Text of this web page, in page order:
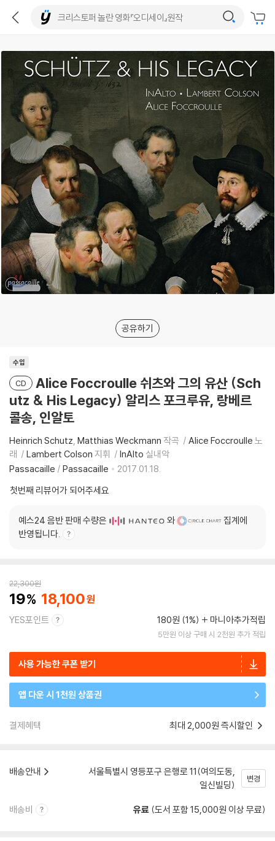
공유하기
수입
CD
Alice Foccroulle 쉬츠와 그의 유산 (Sch
utz & His Legacy) 알리스 포크루유, 랑베르
콜송, 인알토
Heinrich Schutz Matthias Weckmann 작곡 Alice Foccroulle 노
래
Lambert Colson 지휘 InAlto 실내악
Passacaille / Passacaille
2017.01.18.
첫번째 리뷰어가 되어주세요
예스24 음반 판매 수량은 와
집계에
반영됩니다.
22,300원
19 18,100
YES포인트 180원 (1%) 마니아추가적립
5만원 이상 구매 시 2천원 추가 적립
사용 가능한 쿠폰 받기
앱 다운 시 1천원 상품권
결제혜택 최대 2,000원 즉시할인
배송안내
서울특별시 영등포구 은행로 11(여의도동,
일신빌딩)
변경
배송비 유료 (도서 포함 15,000원 이상 무료)